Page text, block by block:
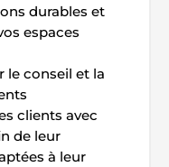
durables et
espaces
le conseil et la
clients avec
de leur
à leur